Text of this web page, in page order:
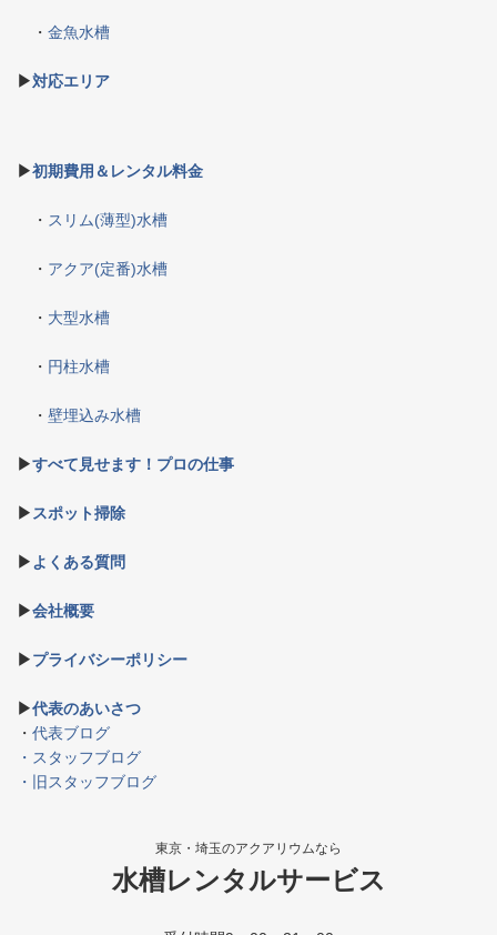
・ 金魚水槽
▶対応エリア
▶初期費用＆レンタル料金
・ スリム(薄型)水槽
・ アクア(定番)水槽
・ 大型水槽
・ 円柱水槽
・ 壁埋込み水槽
▶すべて見せます！プロの仕事
▶ スポット掃除
▶ よくある質問
▶会社概要
▶プライバシーポリシー
▶代表のあいさつ
・ 代表ブログ
・スタッフブログ
・旧スタッフブログ
東京・埼玉のアクアリウムなら
水槽レンタルサービス